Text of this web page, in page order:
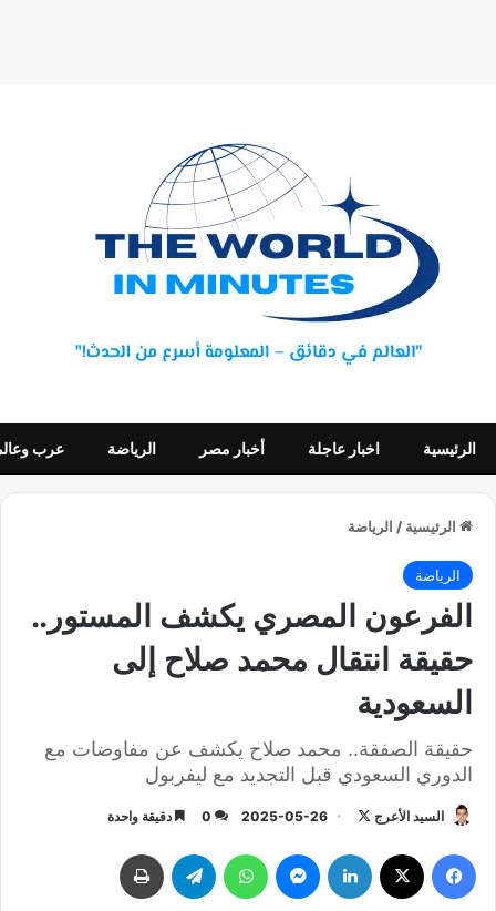
الرئيسية اخبار عاجلة أخبار مصر الرياضة عرب
الرئيسية / الرياضة
الرياضة
الفرعون المصري يكشف المستور..
حقيقة انتقال محمد صلاح إلى
السعودية
حقيقة الصفقة.. محمد صلاح يكشف عن مفاوضات مع
الدوري السعودي قبل التجديد مع ليفربول
السيد الأعرج
ب
ع
2025-05-26
0 دقيقة واحدة